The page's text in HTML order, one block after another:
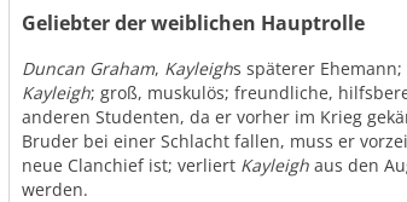
Geliebter der weiblichen Hauptrolle
Duncan Graham, Kayleighs späterer
Kayleigh; groß, muskulös; freundliche,
anderen Studenten, da er vorher im Krieg
Bruder bei einer Schlacht fallen, muss er
neue Clanchief ist; verliert Kayleighaus den
werden.